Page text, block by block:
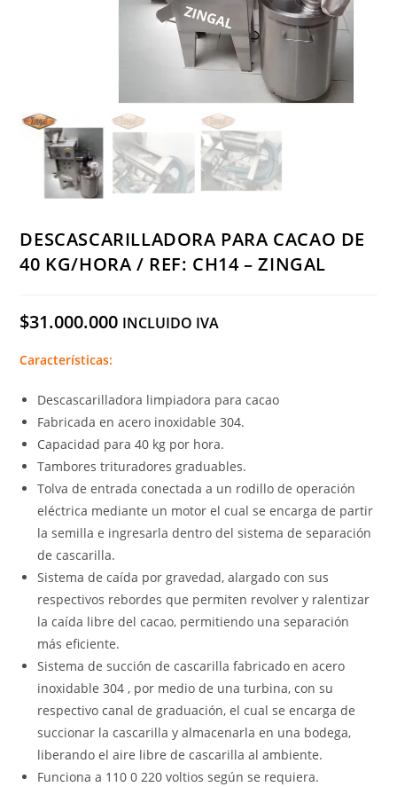
DESCASCARILLADORA PARA CACAO DE
40 KG/HORA / REF: CH14 – ZINGAL
$31.000.000 INCLUIDO IVA
Características:
Descascarilladora limpiadora para cacao
Fabricada en acero inoxidable 304.
Capacidad para 40 kg por hora.
Tambores trituradores graduables.
Tolva de entrada conectada a un rodillo de operación
eléctrica mediante un motor el cual se encarga de partir
la semilla e ingresarla dentro del sistema de separación
de cascarilla.
Sistema de caída por gravedad, alargado con sus
respectivos rebordes que permiten revolver y ralentizar
la caída libre del cacao, permitiendo una separación
más eficiente.
Sistema de succión de cascarilla fabricado en acero
inoxidable 304 , por medio de una turbina, con su
respectivo canal de graduación, el cual se encarga de
succionar la cascarilla y almacenarla en una bodega,
liberando el aire libre de cascarilla al ambiente.
Funciona a 110 0 220 voltios según se requiera.